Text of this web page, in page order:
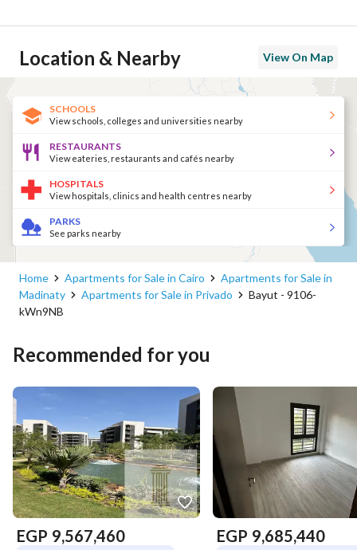
Location & Nearby View On Map
SCHOOLS
View schools, colleges and universities nearby
RESTAURANTS
View eateries, restaurants and cafés nearby
HOSPITALS
View hospitals, clinics and health centres nearby
PARKS
See parks nearby
Home Apartments for Sale in Cairo
Apartments for Sale in
Madinaty
Apartments for Sale in Privado
Bayut - 9106-
kWn9NB
Recommended for you
EGP 9,567,460 EGP 9,685,440